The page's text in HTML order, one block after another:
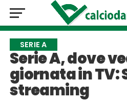
SERIE A
Serie A, dove
giornata in TV:
streaming